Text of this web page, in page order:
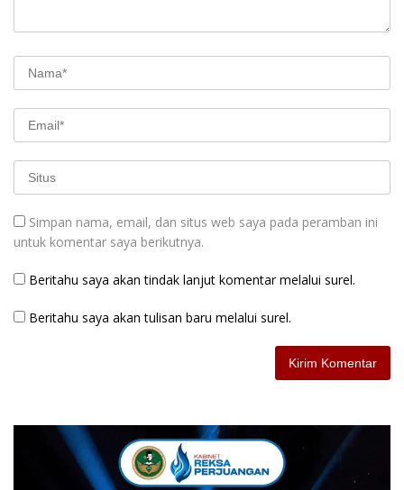
Simpan nama, email, dan situs web saya pada peramban ini
untuk komentar saya berikutnya.
Beritahu saya akan tindak lanjut komentar melalui surel.
Beritahu saya akan tulisan baru melalui surel.